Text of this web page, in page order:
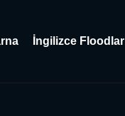
İngilizce Floodlar